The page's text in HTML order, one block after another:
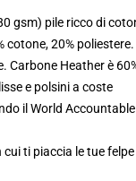
gsm) pile ricco di
cotone, 20%
Carbone Heather è
e polsini a coste
il World
cui ti piaccia le tue